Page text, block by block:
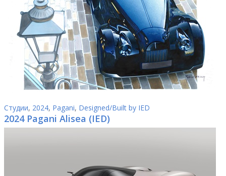
Студии, 2024, Pagani, Designed/Built by IED
2024 Pagani Alisea (IED)